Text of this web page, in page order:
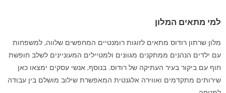
למי מתאים המלון
מלון שרתון רודוס מתאים לזוגות רומנטיים המחפשים שלווה, למשפחות
עם ילדים הנהנים ממתקנים מגוונים ולמטיילים המעוניינים לשלב חופשת
חוף עם ביקור בעיר העתיקה של רודוס. בנוסף, אנשי עסקים ימצאו כאן
שירותים מתקדמים ואווירה אלגנטית המאפשרת שילוב מושלם בין עבודה